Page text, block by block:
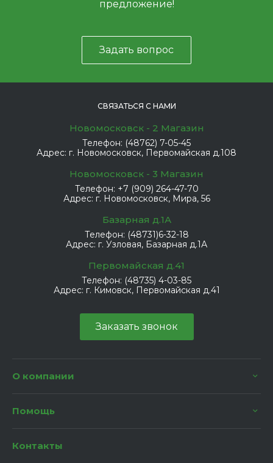
предложение!
Задать вопрос
СВЯЗАТЬСЯ С НАМИ
Новомосковск - 2 Магазин
Телефон: (48762) 7-05-45
Адрес: г. Новомосковск, Первомайская д.108
Новомосковск - 3 Магазин
Телефон: +7 (909) 264-47-70
Адрес: г. Новомосковск, Мира, 56
Базарная д.1А
Телефон: (48731)6-32-18
Адрес: г. Узловая, Базарная д.1А
Первомайская д.41
Телефон: (48735) 4-03-85
Адрес: г. Кимовск, Первомайская д.41
Заказать звонок
О компании
Помощь
Контакты